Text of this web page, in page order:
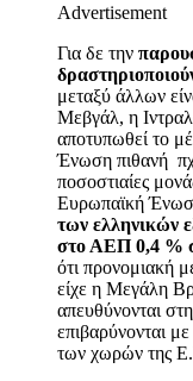
Advertisement
Για δε την
μεταξύ άλλων
Μεβγάλ, η
αποτυπωθεί το
Ένωση πιθανή
ποσοστιαίες
Ευρωπαϊκή
των ελληνικών
στο ΑΕΠ 0,4 %
ότι προνομιακή
είχε η Μεγάλη
απευθύνονται
επιβαρύνονται
των χωρών της